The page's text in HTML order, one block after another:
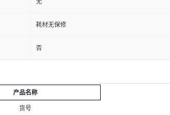
无
耗材无保修
否
产品名称
货号